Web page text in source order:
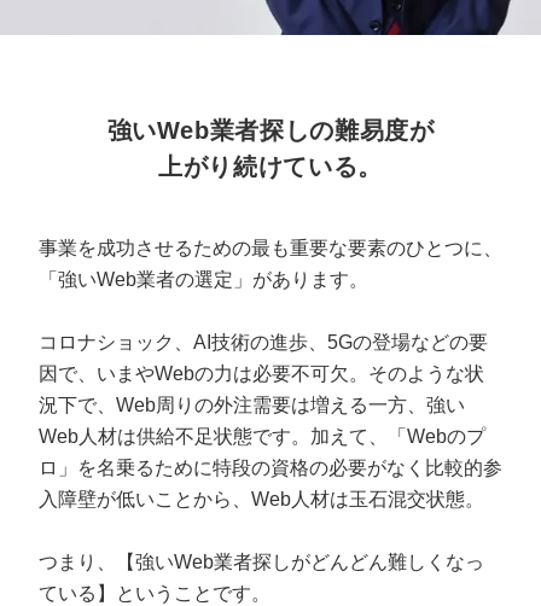
取締役メッセージ（株本祐己）
動画ディレクター
インターン
正社員
マーケマネージャー
カスタマーサクセスマネージャー
常勤監査役
内部監査室長
募集要項一覧
強いWeb業者探しの難易度が
上がり続けている。
事業を成功させるための最も重要な要素のひとつに、
「強いWeb業者の選定」があります。
コロナショック、AI技術の進歩、5Gの登場などの要
因で、いまやWebの力は必要不可欠。そのような状
況下で、Web周りの外注需要は増える一方、強い
Web人材は供給不足状態です。加えて、「Webのプ
ロ」を名乗るために特段の資格の必要がなく比較的参
入障壁が低いことから、Web人材は玉石混交状態。
つまり、【強いWeb業者探しがどんどん難しくなっ
ている】ということです。